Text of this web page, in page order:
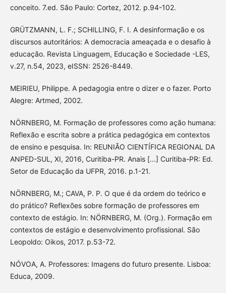
conceito. 7.ed. São Paulo: Cortez, 2012. p.94-102.
GRÜTZMANN, L. F.; SCHILLING, F. I. A desinformação e os
discursos autoritários: A democracia ameaçada e o desafio à
educação. Revista Linguagem, Educação e Sociedade -LES,
v.27, n.54, 2023, eISSN: 2526-8449.
MEIRIEU, Philippe. A pedagogia entre o dizer e o fazer. Porto
Alegre: Artmed, 2002.
NÖRNBERG, M. Formação de professores como ação humana:
Reflexão e escrita sobre a prática pedagógica em contextos
de ensino e pesquisa. In: REUNIÃO CIENTÍFICA REGIONAL DA
ANPED-SUL, XI, 2016, Curitiba-PR. Anais [...] Curitiba-PR: Ed.
Setor de Educação da UFPR, 2016. p.1-21.
NÖRNBERG, M.; CAVA, P. P. O que é da ordem do teórico e
do prático? Reflexões sobre formação de professores em
contexto de estágio. In: NÖRNBERG, M. (Org.). Formação em
contextos de estágio e desenvolvimento profissional. São
Leopoldo: Oikos, 2017. p.53-72.
NÓVOA, A. Professores: Imagens do futuro presente. Lisboa:
Educa, 2009.